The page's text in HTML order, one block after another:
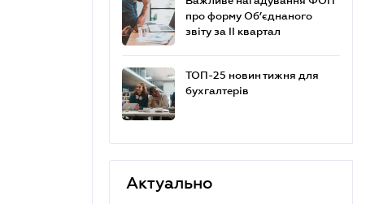
про форму Об’єднаного
звіту за ІІ квартал
ТОП-25 новин тижня для
бухгалтерів
Актуально